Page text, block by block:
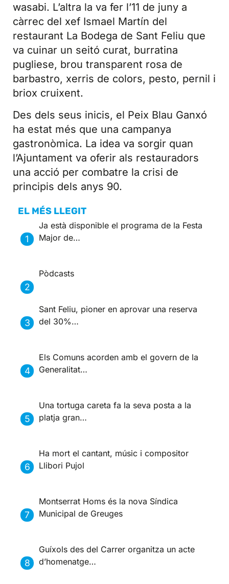
wasabi. L’altra la va fer l’11 de juny a
càrrec del xef Ismael Martín del
restaurant La Bodega de Sant Feliu que
va cuinar un seitó curat, burratina
pugliese, brou transparent rosa de
barbastro, xerris de colors, pesto, pernil i
briox cruixent.
Des dels seus inicis, el Peix Blau Ganxó
ha estat més que una campanya
gastronòmica. La idea va sorgir quan
l’Ajuntament va oferir als restauradors
una acció per combatre la crisi de
principis dels anys 90.
EL MÉS LLEGIT
Ja està disponible el programa de la Festa
Major de…
Pòdcasts
Sant Feliu, pioner en aprovar una reserva
del 30%…
Els Comuns acorden amb el govern de la
Generalitat…
Una tortuga careta fa la seva posta a la
platja gran…
Ha mort el cantant, músic i compositor
Llibori Pujol
Montserrat Homs és la nova Síndica
Municipal de Greuges
Guíxols des del Carrer organitza un acte
d’homenatge…